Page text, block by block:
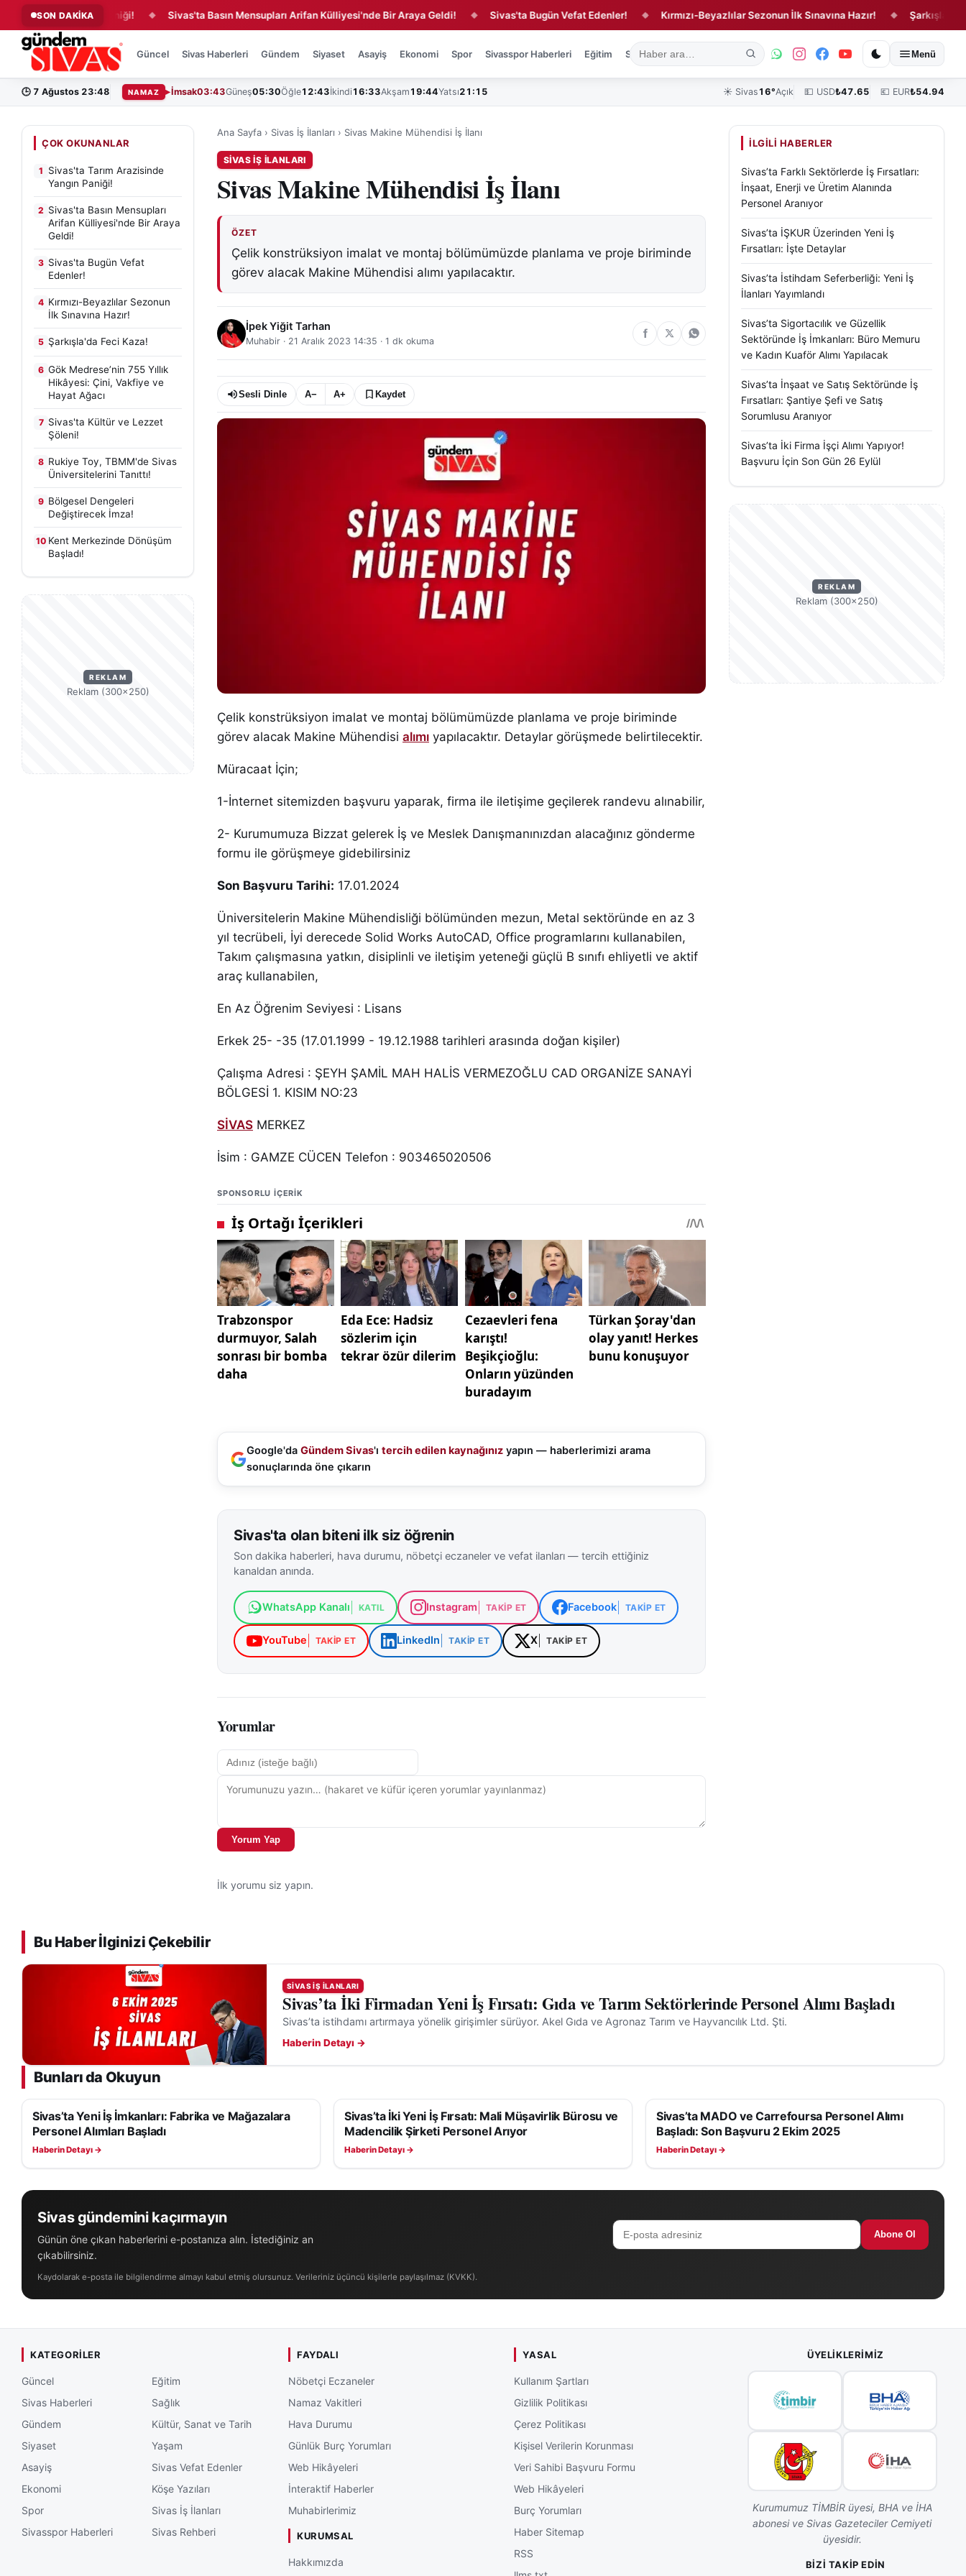
SON DAKİKA
Yangın Paniği! ◆ Sivas'ta Basın Mensupları Arifan Külliyesi'nde Bir Araya Geldi! ◆ Sivas'ta Bugün Vefat Edenler! ◆ Kırmızı-Beyazlılar Sezonun İlk Sınavına Hazır! ◆ Şarkışla'da Feci
Güncel Sivas Haberleri Gündem Siyaset Asayiş Ekonomi Spor Sivasspor Haberleri Eğitim Sağlık Kültür, Sanat ve Tarih Yaşam Sivas Vefat Edenler Köşe
Menü
🕒 7 Ağustos 23:48 NAMAZ İmsak03:43Güneş05:30Öğle12:43İkindi 16:33Akşam 19:44Yatsı21:15 ☀️ Sivas 16°Açık 💵 USD₺47.65 💶 EUR₺54.94
ÇOK OKUNANLAR
1 Sivas'ta Tarım Arazisinde
Yangın Paniği!
2 Sivas'ta Basın Mensupları
Arifan Külliyesi'nde Bir Araya
Geldi!
3 Sivas'ta Bugün Vefat
Edenler!
4 Kırmızı-Beyazlılar Sezonun
İlk Sınavına Hazır!
5 Şarkışla'da Feci Kaza!
6 Gök Medrese’nin 755 Yıllık
Hikâyesi: Çini, Vakfiye ve
Hayat Ağacı
7 Sivas'ta Kültür ve Lezzet
Şöleni!
8 Rukiye Toy, TBMM'de Sivas
Üniversitelerini Tanıttı!
9 Bölgesel Dengeleri
Değiştirecek İmza!
10 Kent Merkezinde Dönüşüm
Başladı!
REKLAM
Reklam (300×250)
Ana Sayfa › Sivas İş İlanları › Sivas Makine Mühendisi İş İlanı
SIVAS İŞ İLANLARI
Sivas Makine Mühendisi İş İlanı
ÖZET
Çelik konstrüksiyon imalat ve montaj bölümümüzde planlama ve proje biriminde
görev alacak Makine Mühendisi alımı yapılacaktır.
İpek Yiğit Tarhan
Muhabir · 21 Aralık 2023 14:35 · 1 dk okuma
Sesli Dinle A− A+ Kaydet
Çelik konstrüksiyon imalat ve montaj bölümümüzde planlama ve proje biriminde
görev alacak Makine Mühendisi alımı yapılacaktır. Detaylar görüşmede belirtilecektir.
Müracaat İçin;
1-İnternet sitemizden başvuru yaparak, firma ile iletişime geçilerek randevu alınabilir,
2- Kurumumuza Bizzat gelerek İş ve Meslek Danışmanınızdan alacağınız gönderme
formu ile görüşmeye gidebilirsiniz
Son Başvuru Tarihi: 17.01.2024
Üniversitelerin Makine Mühendisliği bölümünden mezun, Metal sektöründe en az 3
yıl tecrübeli, İyi derecede Solid Works AutoCAD, Office programlarını kullanabilen,
Takım çalışmasına yatkın, disiplinli ve iletişim yeteneği güçlü B sınıfı ehliyetli ve aktif
araç kullanabilen,
En Az Öğrenim Seviyesi : Lisans
Erkek 25- -35 (17.01.1999 - 19.12.1988 tarihleri arasında doğan kişiler)
Çalışma Adresi : ŞEYH ŞAMİL MAH HALİS VERMEZOĞLU CAD ORGANİZE SANAYİ
BÖLGESİ 1. KISIM NO:23
SİVAS MERKEZ
İsim : GAMZE CÜCEN Telefon : 903465020506
SPONSORLU IÇERIK
Google'da Gündem Sivas'ı tercih edilen kaynağınız yapın — haberlerimizi arama
sonuçlarında öne çıkarın
Sivas'ta olan biteni ilk siz öğrenin
Son dakika haberleri, hava durumu, nöbetçi eczaneler ve vefat ilanları — tercih ettiğiniz
kanaldan anında.
WhatsApp Kanalı KATIL Instagram TAKIP ET Facebook TAKIP ET
YouTube TAKIP ET LinkedIn TAKIP ET X TAKIP ET
Yorumlar
Yorum Yap
İlk yorumu siz yapın.
İLGILI HABERLER
Sivas’ta Farklı Sektörlerde İş Fırsatları:
İnşaat, Enerji ve Üretim Alanında
Personel Aranıyor
Sivas’ta İŞKUR Üzerinden Yeni İş
Fırsatları: İşte Detaylar
Sivas’ta İstihdam Seferberliği: Yeni İş
İlanları Yayımlandı
Sivas’ta Sigortacılık ve Güzellik
Sektöründe İş İmkanları: Büro Memuru
ve Kadın Kuaför Alımı Yapılacak
Sivas’ta İnşaat ve Satış Sektöründe İş
Fırsatları: Şantiye Şefi ve Satış
Sorumlusu Aranıyor
Sivas’ta İki Firma İşçi Alımı Yapıyor!
Başvuru İçin Son Gün 26 Eylül
REKLAM
Reklam (300×250)
Bu Haber İlginizi Çekebilir
SIVAS İŞ İLANLARI
Sivas’ta İki Firmadan Yeni İş Fırsatı: Gıda ve Tarım Sektörlerinde Personel Alımı Başladı
Sivas’ta istihdamı artırmaya yönelik girişimler sürüyor. Akel Gıda ve Agronaz Tarım ve Hayvancılık Ltd. Şti.
Haberin Detayı →
Bunları da Okuyun
SIVAS İŞ İLANLARI
Sivas’ta Yeni İş İmkanları: Fabrika ve Mağazalara
Personel Alımları Başladı
Haberin Detayı →
SIVAS İŞ İLANLARI
Sivas’ta İki Yeni İş Fırsatı: Mali Müşavirlik Bürosu ve
Madencilik Şirketi Personel Arıyor
Haberin Detayı →
SIVAS İŞ İLANLARI
Sivas’ta MADO ve Carrefoursa Personel Alımı
Başladı: Son Başvuru 2 Ekim 2025
Haberin Detayı →
Sivas gündemini kaçırmayın
Günün öne çıkan haberlerini e-postanıza alın. İstediğiniz an
çıkabilirsiniz.
Abone Ol
Kaydolarak e-posta ile bilgilendirme almayı kabul etmiş olursunuz. Verileriniz üçüncü kişilerle paylaşılmaz (KVKK).
KATEGORILER
Güncel
Sivas Haberleri
Gündem
Siyaset
Asayiş
Ekonomi
Spor
Sivasspor Haberleri
Eğitim
Sağlık
Kültür, Sanat ve Tarih
Yaşam
Sivas Vefat Edenler
Köşe Yazıları
Sivas İş İlanları
Sivas Rehberi
FAYDALI
Nöbetçi Eczaneler
Namaz Vakitleri
Hava Durumu
Günlük Burç Yorumları
Web Hikâyeleri
İnteraktif Haberler
Muhabirlerimiz
KURUMSAL
Hakkımızda
YASAL
Kullanım Şartları
Gizlilik Politikası
Çerez Politikası
Kişisel Verilerin Korunması
Veri Sahibi Başvuru Formu
Web Hikâyeleri
Burç Yorumları
Haber Sitemap
RSS
ÜYELIKLERIMIZ
Kurumumuz TİMBİR üyesi, BHA ve İHA
abonesi ve Sivas Gazeteciler Cemiyeti
üyesidir.
BIZI TAKIP EDIN